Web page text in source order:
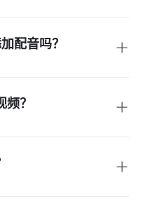
配音吗？
的品牌。配音会自动与您
？
图像转视频工具将产品照